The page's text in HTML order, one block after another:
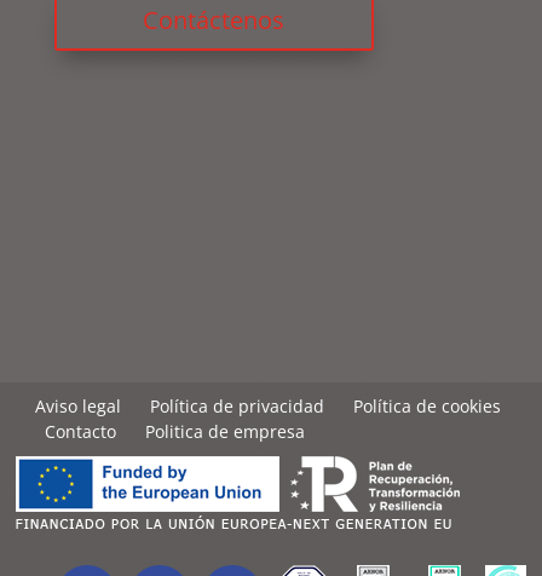
Contáctenos
Aviso legal Política de privacidad
Política de cookies
Contacto
Politica de empresa